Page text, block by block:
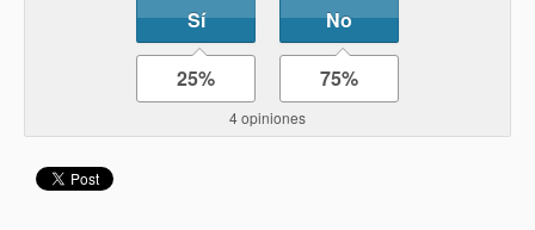
Sí No
25% 75%
4 opiniones